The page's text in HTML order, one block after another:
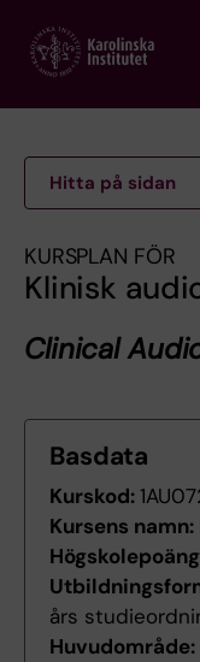
main
Hitta på sidan
KURSPLAN FÖR
Klinisk
Clinical
Basdata
Kurskod:
Kursens namn:
års
Huvudområde: